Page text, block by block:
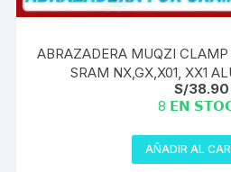
ABRAZADERA MUQZI
SRAM NX,GX,X01, XX1
S/38.90
8 𝗘𝗡
AÑADIR AL